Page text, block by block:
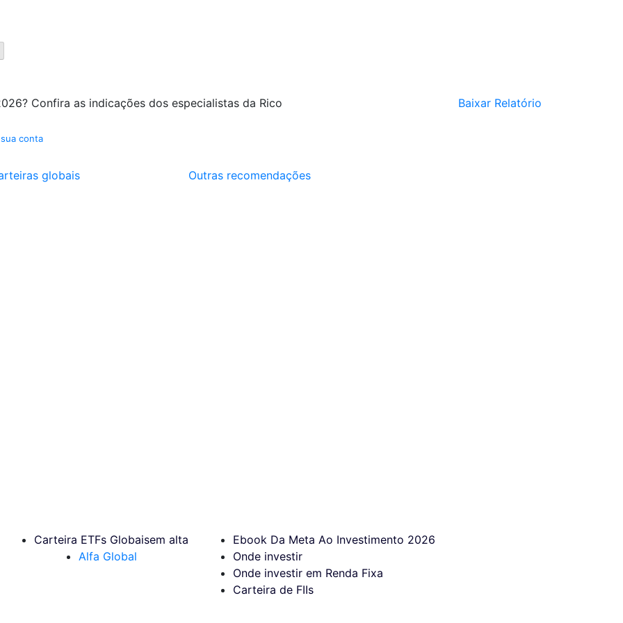
Confira as indicações dos especialistas da Rico Baixar Relatório
conta
globais
Carteira ETFs Globaisem alta
Alfa Global
Outras recomendações
Ebook Da Meta Ao Investimento 2026
Onde investir
Onde investir em Renda Fixa
Carteira de FIIs